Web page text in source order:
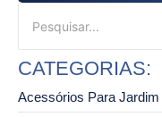
CATEGORIAS:
Acessórios Para Jardim